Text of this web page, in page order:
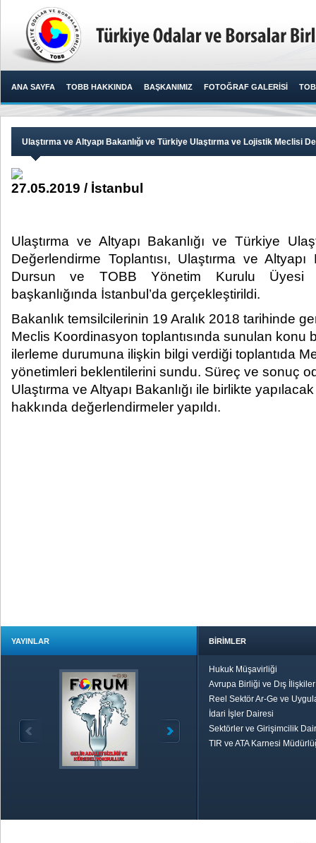
ANA SAYFA TOBB HAKKINDA BAŞKANIMIZ FOTOĞRAF GALERİSİ
Ulaştırma ve Altyapı Bakanlığı ve Türkiye Ulaştırma ve Lojistik Meclisi
27.05.2019 / İstanbul
Ulaştırma ve Altyapı Bakanlığı ve Türkiye
Değerlendirme Toplantısı, Ulaştırma ve Altyapı
Dursun ve TOBB Yönetim Kurulu Üyesi
başkanlığında İstanbul’da gerçekleştirildi. ​
Bakanlık temsilcilerinin 19 Aralık 2018 tarihinde
Meclis Koordinasyon toplantısında sunulan konu
ilerleme durumuna ilişkin bilgi verdiği toplantıda
yönetimleri beklentilerini sundu. Süreç ve sonuç
Ulaştırma ve Altyapı Bakanlığı ile birlikte
hakkında değerlendirmeler yapıldı.
YAYINLAR BİRİMLER
Hukuk Müşavirliği
Avrupa Birliği ve Dış
Reel Sektör Ar-Ge ve
İdari İşler Dairesi
Sektörler ve Girişimcilik
TIR ve ATA Karnesi